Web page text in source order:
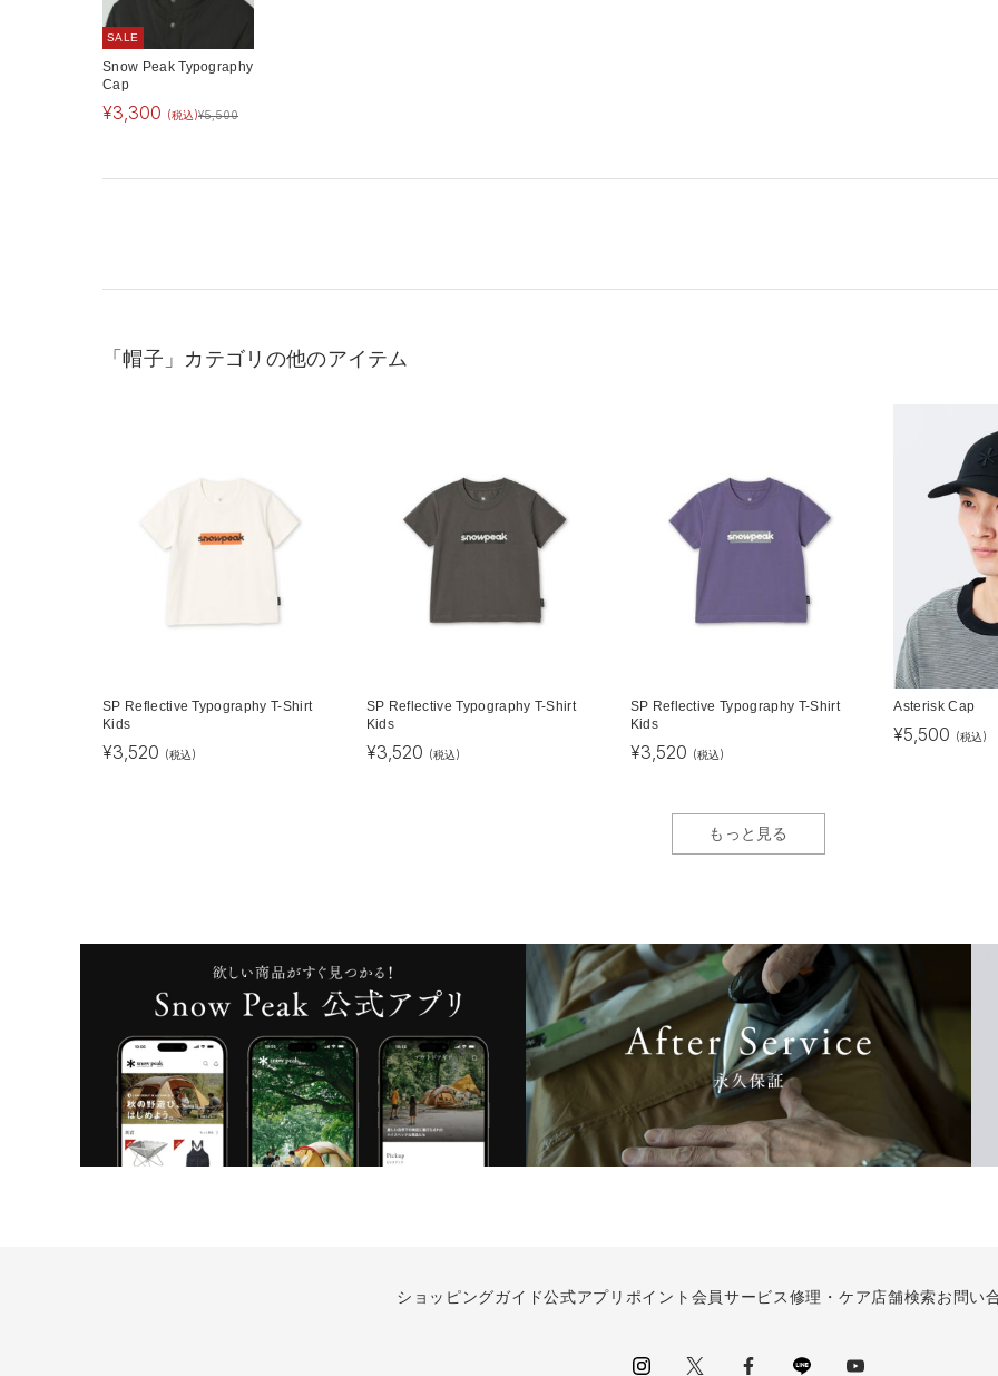
SALE
Snow Peak Typography
Cap
¥3,300 (税込)¥5,500
「帽子」カテゴリの他のアイテム
SP Reflective Typography T-Shirt
Kids
¥3,520 (税込)
SP Reflective Typography T-Shirt
Kids
¥3,520 (税込)
SP Reflective Typography T-Shirt
Kids
¥3,520 (税込)
Asterisk Cap
¥5,500 (税込)
もっと見る
ショッピングガイド公式アプリ ポイント会員サービス修理・ケア店舗検索お問い